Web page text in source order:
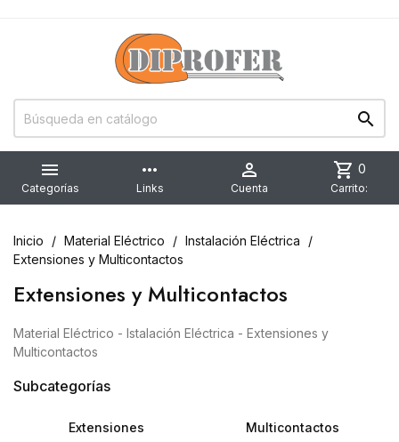


Categorías
more_horiz
Links

Cuenta
shopping_cart 0
Carrito:
Inicio Material Eléctrico
Instalación Eléctrica
Extensiones y Multicontactos
Extensiones y Multicontactos
Material Eléctrico - Istalación Eléctrica - Extensiones y
Multicontactos
Subcategorías
Extensiones Multicontactos